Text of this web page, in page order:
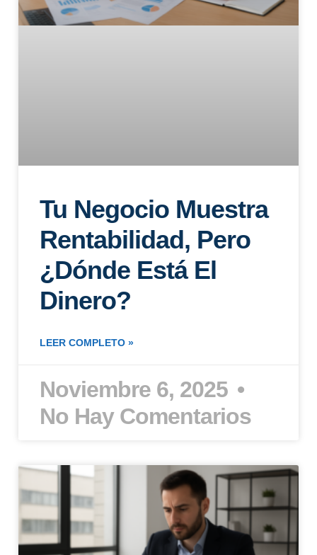
Tu Negocio Muestra
Rentabilidad, Pero
¿dónde Está El
Dinero?
LEER COMPLETO »
Noviembre 6, 2025
No Hay Comentarios